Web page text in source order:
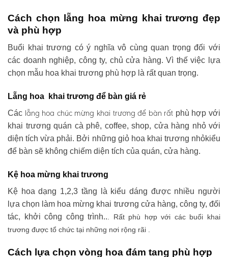
Cách chọn lẵng hoa mừng khai trương đẹp
và phù hợp
Buổi khai trương có ý nghĩa vô cùng quan trọng đối với
các doanh nghiệp, công ty, chủ cửa hàng. Vì thế việc lựa
chọn mẫu hoa khai trương phù hợp là rất quan trọng.
Lẵng hoa khai trương để bàn giá rẻ
Các lẵng hoa chúc mừng khai trương để bàn rất phù hợp với
khai trương quán cà phê, coffee, shop, cửa hàng nhỏ với
diện tích vừa phải. Bởi những giỏ hoa khai trương nhỏkiểu
để bàn sẽ không chiếm diện tích của quán, cửa hàng.
Kệ hoa mừng khai trương
Kệ hoa dạng 1,2,3 tầng là kiểu dáng được nhiều người
lựa chọn làm hoa mừng khai trương cửa hàng, công ty, đối
tác, khởi công công trình.. . Rất phù hợp với các buổi khai
trương được tổ chức tại những nơi rộng rãi .
Cách lựa chọn vòng hoa đám tang phù hợp